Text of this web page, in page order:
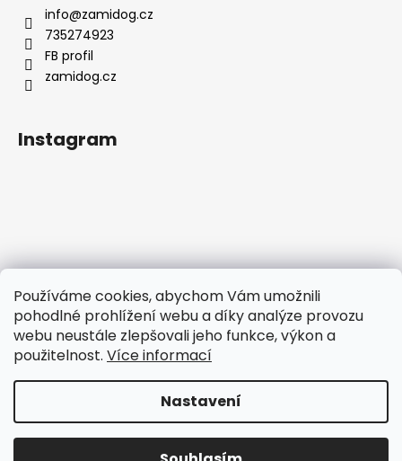
Používáme cookies, abychom Vám umožnili
pohodlné prohlížení webu a díky analýze provozu
webu neustále zlepšovali jeho funkce, výkon a
použitelnost. Více informací
Nastavení
info@zamidog.cz
735274923
FB profil
zamidog.cz
Instagram
Copyright 2026E-shop Zamidog. Všechna práva